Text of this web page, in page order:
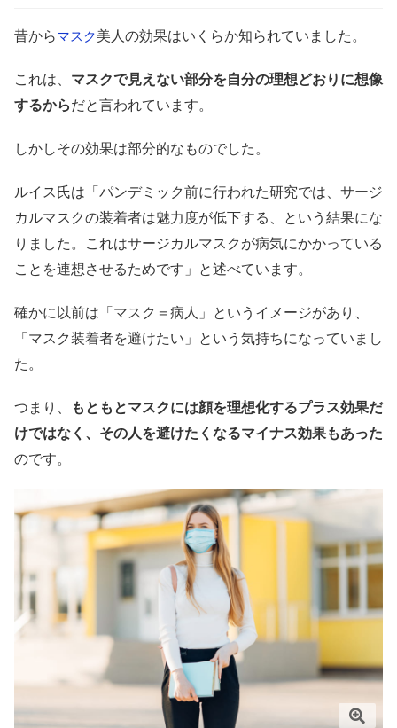
昔からマスク美人の効果はいくらか知られていました。
これは、 マスクで見えない部分を自分の理想どおりに想像
するからだと言われています。
しかしその効果は部分的なものでした。
ルイス氏は「パンデミック前に行われた研究では、サージ
カルマスクの装着者は魅力度が低下する、という結果にな
りました。これはサージカルマスクが病気にかかっている
ことを連想させるためです」と述べています。
確かに以前は「マスク＝病人」というイメージがあり、
「マスク装着者を避けたい」という気持ちになっていまし
た。
つまり、
もともとマスクには顔を理想化するプラス効果だ
けではなく、その人を避けたくなるマイナス効果もあった
のです。